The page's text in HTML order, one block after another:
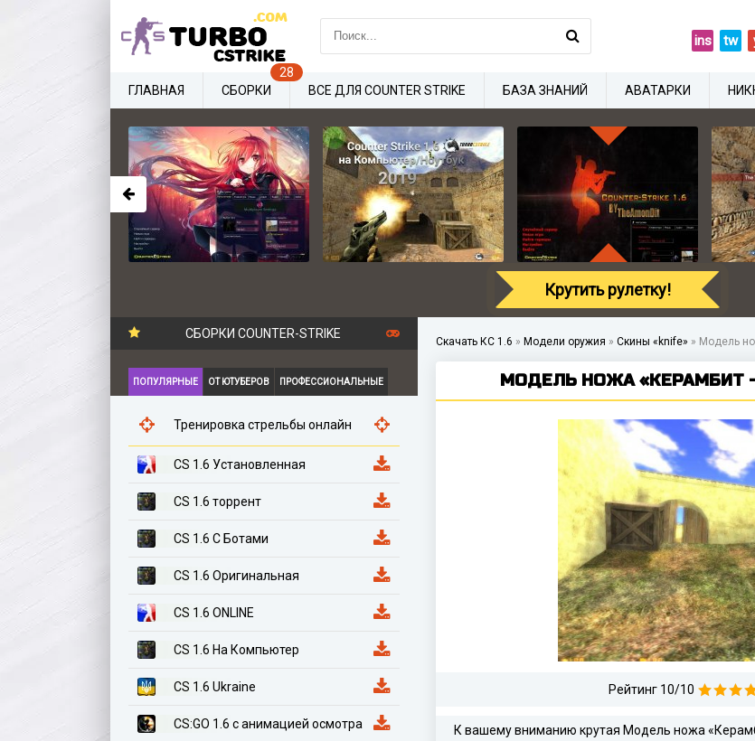
Скачать КС 1.6 » Модели оружия » Скины «knife» » Модель
МОДЕЛЬ НОЖА «КЕРАМБИТ -
Рейтинг 10/10
К вашему вниманию крутая Модель ножа
СБОРКИ COUNTER-STRIKE
ПОПУЛЯРНЫЕ ОТ ЮТУБЕРОВ ПРОФЕССИОНАЛЬНЫЕ
Тренировка стрельбы онлайн
CS 1.6 Установленная
CS 1.6 торрент
CS 1.6 С Ботами
CS 1.6 Оригинальная
CS 1.6 ONLINE
CS 1.6 На Компьютер
CS 1.6 Ukraine
CS:GO 1.6 с анимацией осмотра
ins tw
ГЛАВНАЯ СБОРКИ ВСЕ ДЛЯ COUNTER STRIKE БАЗА ЗНАНИЙ АВАТАРКИ
Крутить рулетку!